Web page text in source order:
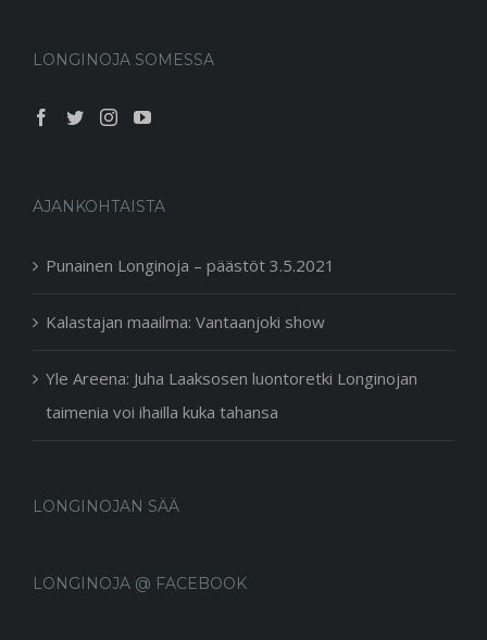
LONGINOJA SOMESSA
AJANKOHTAISTA
Punainen Longinoja – päästöt 3.5.2021
Kalastajan maailma: Vantaanjoki show
Yle Areena: Juha Laaksosen luontoretki Longinojan
taimenia voi ihailla kuka tahansa
LONGINOJAN SÄÄ
LONGINOJA @ FACEBOOK